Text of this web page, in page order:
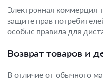
Электронная коммерция
защите прав
особые правила для
Возврат товаров и
В отличие от обычного